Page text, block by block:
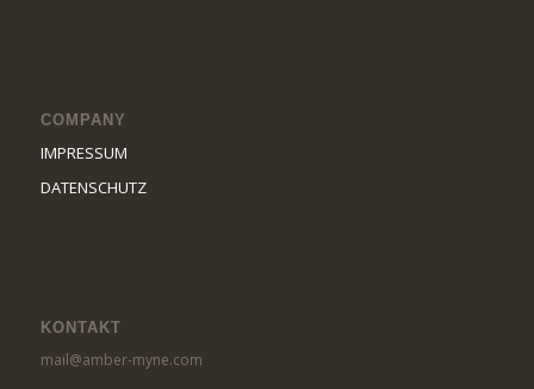
COMPANY
IMPRESSUM
DATENSCHUTZ
KONTAKT
mail@amber-myne.com